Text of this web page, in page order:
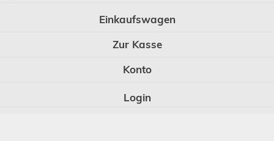
Einkaufswagen
Zur Kasse
Konto
Login